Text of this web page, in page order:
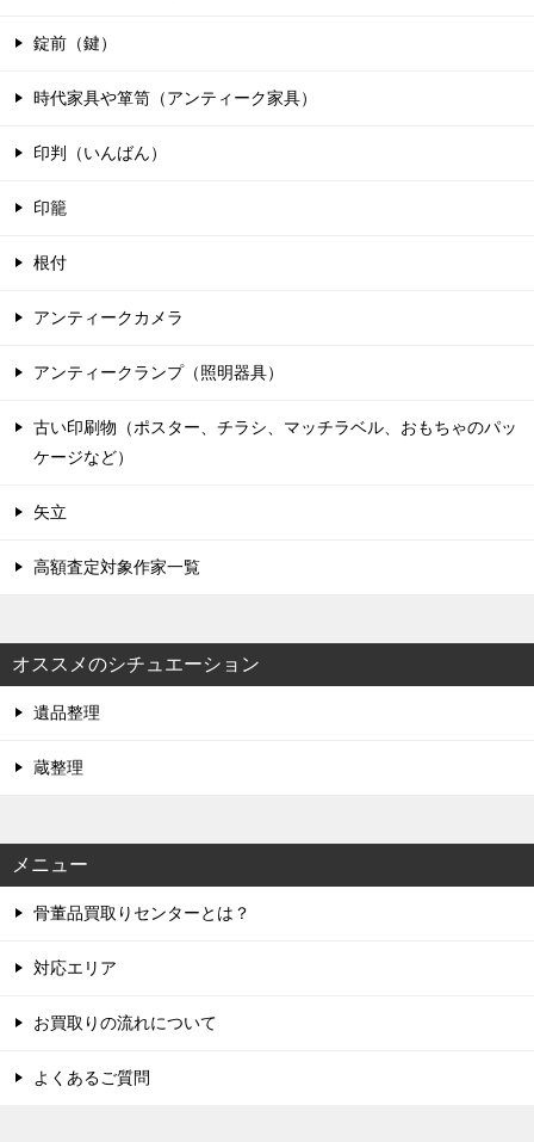
錠前（鍵）
時代家具や箪笥（アンティーク家具）
印判（いんばん）
印籠
根付
アンティークカメラ
アンティークランプ（照明器具）
古い印刷物（ポスター、チラシ、マッチラベル、おもちゃのパッ
ケージなど）
矢立
高額査定対象作家一覧
オススメのシチュエーション
遺品整理
蔵整理
メニュー
骨董品買取りセンターとは？
対応エリア
お買取りの流れについて
よくあるご質問